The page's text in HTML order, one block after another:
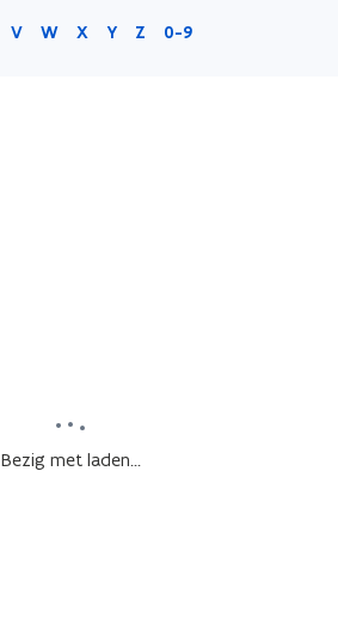
V W X Y Z 0-9
Bezig met laden...